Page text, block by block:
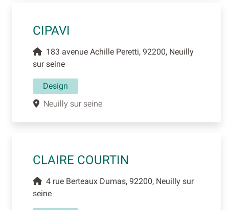
CIPAVI
183 avenue Achille Peretti, 92200, Neuilly
sur seine
Design
Neuilly sur seine
CLAIRE COURTIN
4 rue Berteaux Dumas, 92200, Neuilly sur
seine